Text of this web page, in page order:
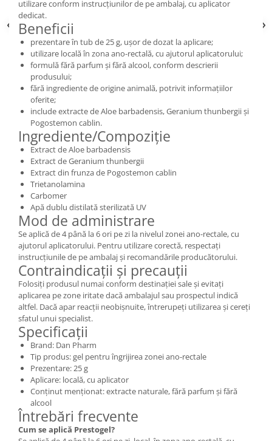
utilizare conform instrucțiunilor de pe ambalaj, cu aplicator
dedicat.
Beneficii
prezentare în tub de 25 g, ușor de dozat la aplicare;
utilizare locală în zona ano-rectală, cu ajutorul aplicatorului;
formulă fără parfum și fără alcool, conform descrierii
produsului;
fără ingrediente de origine animală, potrivit informațiilor
oferite;
include extracte de Aloe barbadensis, Geranium thunbergii și
Pogostemon cablin.
Ingrediente/Compoziție
Extract de Aloe barbadensis
Extract de Geranium thunbergii
Extract din frunza de Pogostemon cablin
Trietanolamina
Carbomer
Apă dublu distilată sterilizată UV
Mod de administrare
Se aplică de 4 până la 6 ori pe zi la nivelul zonei ano-rectale, cu
ajutorul aplicatorului. Pentru utilizare corectă, respectați
instrucțiunile de pe ambalaj și recomandările producătorului.
Contraindicații și precauții
Folosiți produsul numai conform destinației sale și evitați
aplicarea pe zone iritate dacă ambalajul sau prospectul indică
altfel. Dacă apar reacții neobișnuite, întrerupeți utilizarea și cereți
sfatul unui specialist.
Specificații
Brand: Dan Pharm
Tip produs: gel pentru îngrijirea zonei ano-rectale
Prezentare: 25 g
Aplicare: locală, cu aplicator
Conținut menționat: extracte naturale, fără parfum și fără
alcool
Întrebări frecvente
Cum se aplică Prestogel?